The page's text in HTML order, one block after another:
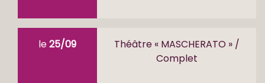
le25/09
Théâtre « MASCHERATO » /
Complet